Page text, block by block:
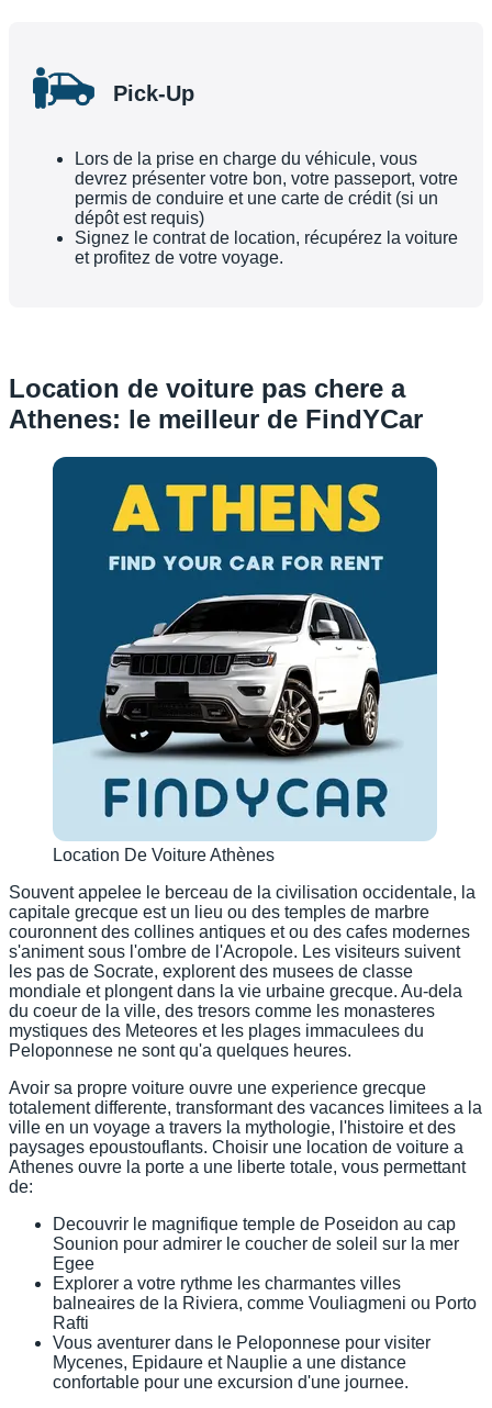
Pick-Up
Lors de la prise en charge du véhicule, vous
devrez présenter votre bon, votre passeport, votre
permis de conduire et une carte de crédit (si un
dépôt est requis)
Signez le contrat de location, récupérez la voiture
et profitez de votre voyage.
Location de voiture pas chere a
Athenes: le meilleur de FindYCar
Location De Voiture Athènes
Souvent appelee le berceau de la civilisation occidentale, la
capitale grecque est un lieu ou des temples de marbre
couronnent des collines antiques et ou des cafes modernes
s'animent sous l'ombre de l'Acropole. Les visiteurs suivent
les pas de Socrate, explorent des musees de classe
mondiale et plongent dans la vie urbaine grecque. Au-dela
du coeur de la ville, des tresors comme les monasteres
mystiques des Meteores et les plages immaculees du
Peloponnese ne sont qu'a quelques heures.
Avoir sa propre voiture ouvre une experience grecque
totalement differente, transformant des vacances limitees a la
ville en un voyage a travers la mythologie, l'histoire et des
paysages epoustouflants. Choisir une location de voiture a
Athenes ouvre la porte a une liberte totale, vous permettant
de:
Decouvrir le magnifique temple de Poseidon au cap
Sounion pour admirer le coucher de soleil sur la mer
Egee
Explorer a votre rythme les charmantes villes
balneaires de la Riviera, comme Vouliagmeni ou Porto
Rafti
Vous aventurer dans le Peloponnese pour visiter
Mycenes, Epidaure et Nauplie a une distance
confortable pour une excursion d'une journee.